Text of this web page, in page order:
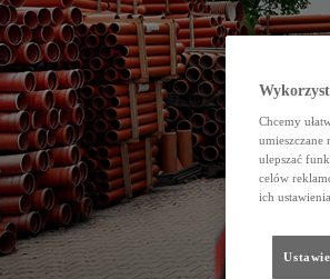
Chcemy
ulepszać
celów
ich